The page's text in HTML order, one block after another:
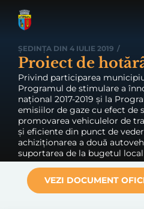
ȘEDINȚA DIN 4 IULIE 2019 /
Proiect de
Privind participarea
Programul de stimulare a
național 2017-2019 și la
emisiilor de gaze cu efect de
promovarea vehiculelor de
și eficiente din punct de
achiziționarea a două
suportarea de la bugetul
VEZI DOCUMENT